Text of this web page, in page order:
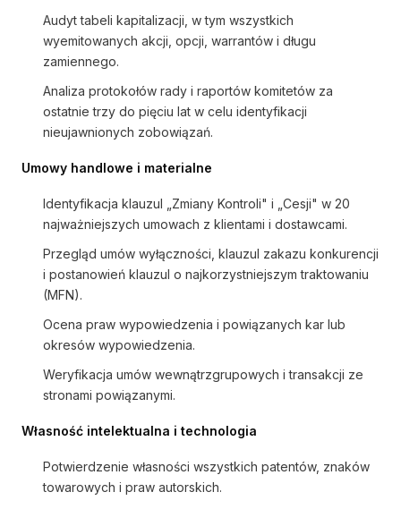
Audyt tabeli kapitalizacji, w tym wszystkich
wyemitowanych akcji, opcji, warrantów i długu
zamiennego.
Analiza protokołów rady i raportów komitetów za
ostatnie trzy do pięciu lat w celu identyfikacji
nieujawnionych zobowiązań.
Umowy handlowe i materialne
Identyfikacja klauzul „Zmiany Kontroli" i „Cesji" w 20
najważniejszych umowach z klientami i dostawcami.
Przegląd umów wyłączności, klauzul zakazu konkurencji
i postanowień klauzul o najkorzystniejszym traktowaniu
(MFN).
Ocena praw wypowiedzenia i powiązanych kar lub
okresów wypowiedzenia.
Weryfikacja umów wewnątrzgrupowych i transakcji ze
stronami powiązanymi.
Własność intelektualna i technologia
Potwierdzenie własności wszystkich patentów, znaków
towarowych i praw autorskich.